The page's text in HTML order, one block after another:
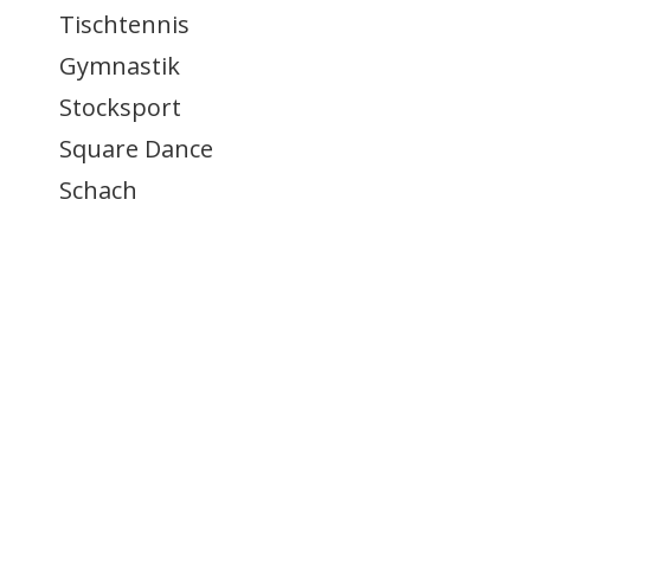
Tischtennis
Gymnastik
Stocksport
Square Dance
Schach